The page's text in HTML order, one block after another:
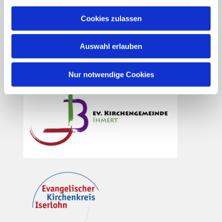
Cookies zulassen
Auswahl erlauben
Nur notwendige Cookies
Evangelische Kirchengemeinde Ihmert Ihmerter
Str. 218 58675 Hemer
Tel.:0237280375
is-kg-ihmert@ekvw.de